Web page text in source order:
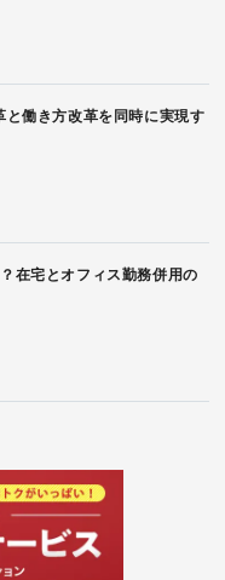
働き方改革を同時に実現す
在宅とオフィス勤務併用の